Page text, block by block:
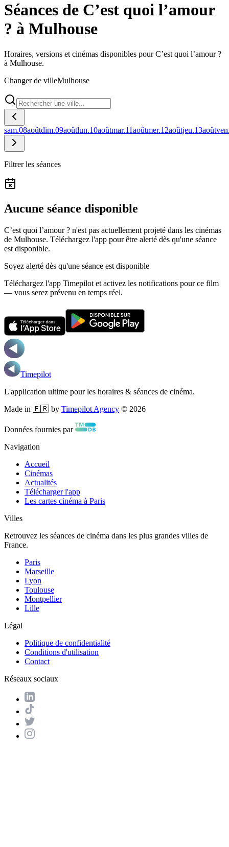
Séances de C’est quoi l’amour
? à Mulhouse
Horaires, versions et cinémas disponibles pour C’est quoi l’amour ?
à Mulhouse.
Changer de villeMulhouse
sam.08aoûtdim.09aoûtlun.10aoûtmar.11aoûtmer.12aoûtjeu.13août
Filtrer les séances
Aucune séance disponible
C’est quoi l’amour ? n'est pas actuellement projeté dans les cinémas
de Mulhouse. Téléchargez l'app pour être alerté dès qu'une séance
est disponible.
Soyez alerté dès qu'une séance est disponible
Téléchargez l'app Timepilot et activez les notifications pour ce film
— vous serez prévenu en temps réel.
Timepilot
L'application ultime pour les horaires & séances de cinéma.
Made in 🇫🇷 by Timepilot Agency © 2026
Données fournies par
Navigation
Accueil
Cinémas
Actualités
Télécharger l'app
Les cartes cinéma à Paris
Villes
Retrouvez les séances de cinéma dans les plus grandes villes de
France.
Paris
Marseille
Lyon
Toulouse
Montpellier
Lille
Légal
Politique de confidentialité
Conditions d'utilisation
Contact
Réseaux sociaux